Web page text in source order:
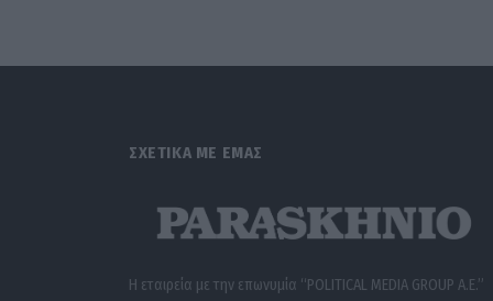
ΣΧΕΤΙΚΑ ΜΕ ΕΜΑΣ
Η εταιρεία με την επωνυμία “POLITICAL MEDIA GROUP A.E.”